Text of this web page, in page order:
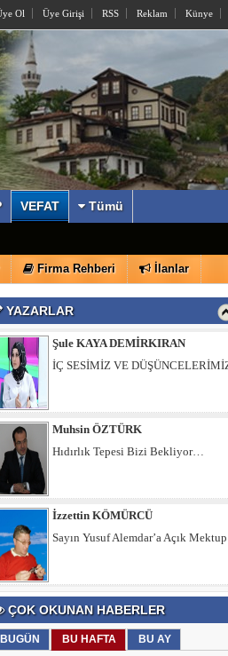
Ol Üye Girişi RSS Reklam Künye
VEFAT Tümü
Firma Rehberi İlanlar
YAZARLAR
İzzettin KÖMÜRCÜ
Sayın Yusuf Alemdar’a Açık Mektup
Şule KAYA DEMİRKIRAN
İÇ SESİMİZ VE DÜŞÜNCELERİMİZ
Muhsin ÖZTÜRK
Hıdırlık Tepesi Bizi Bekliyor…
İzzettin KÖMÜRCÜ
Sayın Yusuf Alemdar’a Açık Mektup
Şule KAYA DEMİRKIRAN
İÇ SESİMİZ VE DÜŞÜNCELERİMİZ
Hıdırlık Tepesi Bizi Bekliyor…
ÇOK OKUNAN HABERLER
BUGÜN BU HAFTA BU AY